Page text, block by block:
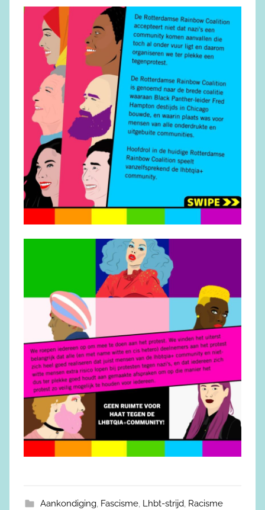
Aankondiging, Fascisme, Lhbt-strijd, Racisme